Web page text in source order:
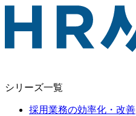
シリーズ一覧
採用業務の効率化・改善